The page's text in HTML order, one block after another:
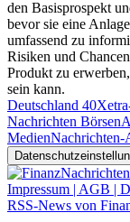
den Basisprospekt
bevor sie eine
umfassend zu
Risiken und
Produkt zu
sein kann.
Deutschland 40
Nachrichten Börsen
MedienNachrichten-
Impressum | AGB |
RSS-News von